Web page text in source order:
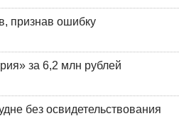
признав ошибку
за 6,2 млн рублей
без освидетельствования